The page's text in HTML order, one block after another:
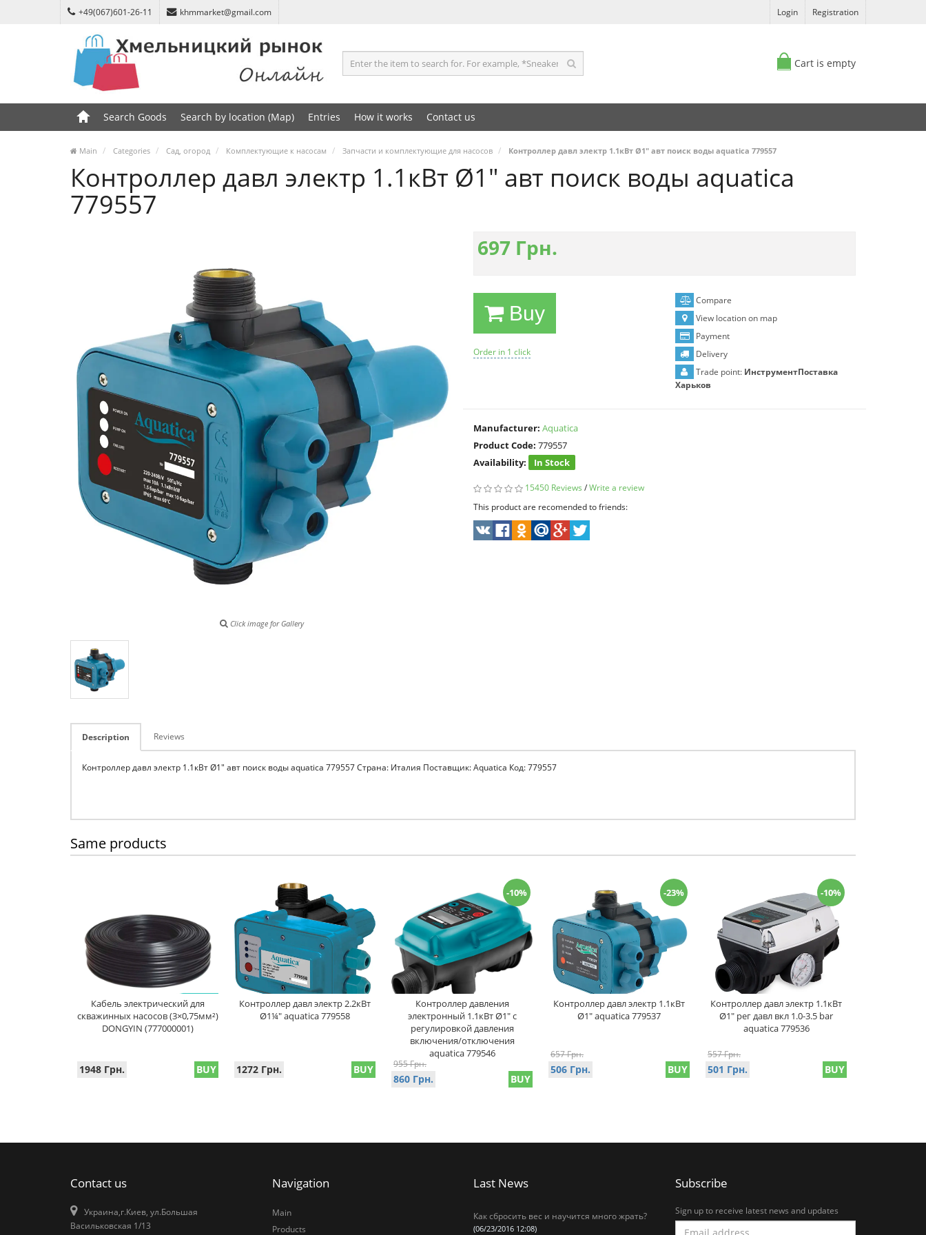
+49(067)601-26-11 khmmarket@gmail.com Login Registration
Cart is empty
Search Goods Search by location (Map) Entries How it works Contact us
Main Categories Сад, огород Комплектующие к насосам Запчасти и комплектующие для насосов Контроллер давл электр 1.1кВт Ø1" авт поиск воды aquatica 779557
Контроллер давл электр 1.1кВт Ø1" авт поиск воды aquatica
779557
Click image for Gallery
697 Грн.
Buy
Order in 1 click
Compare
View location on map
Payment
Delivery
Trade point: ИнструментПоставка
Харьков
Manufacturer: Aquatica
Product Code: 779557
Availability:
In Stock
15450 Reviews /Write a review
This product are recomended to friends:
Description Reviews
Контроллер давл электр 1.1кВт Ø1" авт поиск воды aquatica 779557 Страна: Италия Поставщик: Aquatica Код: 779557
Same products
Кабель электрический для
скважинных насосов (3×0,75мм²)
DONGYIN (777000001)
1948 Грн. BUY
Контроллер давл электр 2.2кВт
Ø1¼" aquatica 779558
1272 Грн. BUY
Контроллер давления
электронный 1.1кВт Ø1" с
регулировкой давления
включения/отключения
aquatica 779546
955 Грн.
860 Грн.
-10%
BUY
Контроллер давл электр 1.1кВт
Ø1" aquatica 779537
657 Грн.
506 Грн.
-23%
BUY
Контроллер давл электр 1.1кВт
Ø1" рег давл вкл 1.0-3.5 bar
aquatica 779536
557 Грн.
501 Грн.
-10%
BUY
Contact us
Украина,г.Киев, ул.Большая
Васильковская 1/13
Navigation
Main
Products
Last News
Как сбросить вес и научится много жрать?
(06/23/2016 12:08)
Subscribe
Sign up to receive latest news and updates